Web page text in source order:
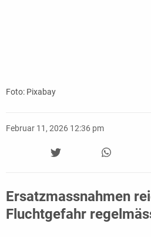
Foto: Pixabay
Februar 11, 2026 12:36 pm
Ersatzmassnahmen
Fluchtgefahr